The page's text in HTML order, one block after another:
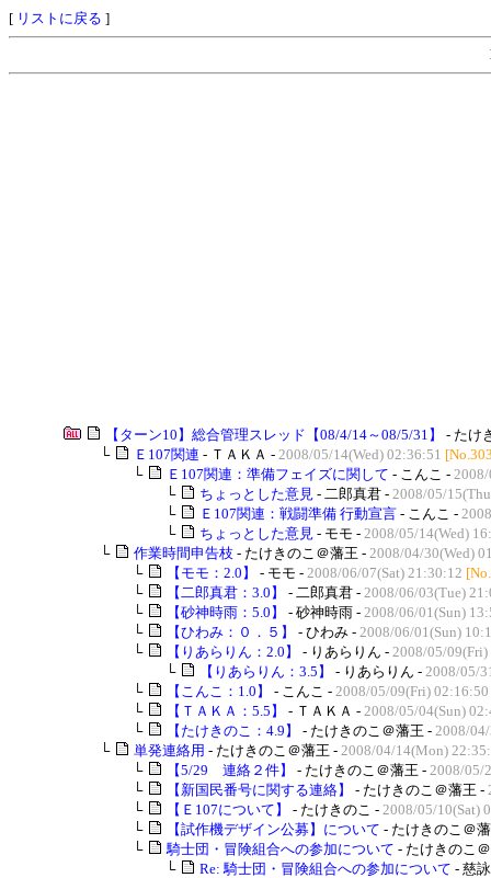
[ リストに戻る ]
【ターン10】総合管理スレッド【08/4/14～08/5/31】 - たけ
└
Ｅ107関連 - ＴＡＫＡ - 2008/05/14(Wed) 02:36:51
└
Ｅ107関連：準備フェイズに関して - こんこ -
└
ちょっとした意見 - 二郎真君 - 2008/05/
└
Ｅ107関連：戦闘準備 行動宣言 - こんこ -
└
ちょっとした意見 - モモ - 2008/05/14(Wed)
└
作業時間申告枝 - たけきのこ＠藩王 - 2008/04/30(Wed)
└
【モモ：2.0】 - モモ - 2008/06/07(Sat) 21:30:12
└
【二郎真君：3.0】 - 二郎真君 - 2008/06/03(Tue)
└
【砂神時雨：5.0】 - 砂神時雨 - 2008/06/01(Sun)
└
【ひわみ：０．５】 - ひわみ - 2008/06/01(Sun)
└
【りあらりん：2.0】 - りあらりん - 2008/05/
└
【りあらりん：3.5】 - りあらりん - 2008/05/
└
【こんこ：1.0】 - こんこ - 2008/05/09(Fri) 02:16:50
└
【ＴＡＫＡ：5.5】 - ＴＡＫＡ - 2008/05/04(Sun)
└
【たけきのこ：4.9】 - たけきのこ＠藩王 - 2008/
└
単発連絡用 - たけきのこ＠藩王 - 2008/04/14(Mon)
└
【5/29 連絡２件】 - たけきのこ＠藩王 - 2008/05/
└
【新国民番号に関する連絡】 - たけきのこ＠藩王 -
└
【Ｅ107について】 - たけきのこ - 2008/05/10(Sat)
└
【試作機デザイン公募】について - たけきのこ＠
└
騎士団・冒険組合への参加について - たけきのこ
└
Re: 騎士団・冒険組合への参加について - 慈